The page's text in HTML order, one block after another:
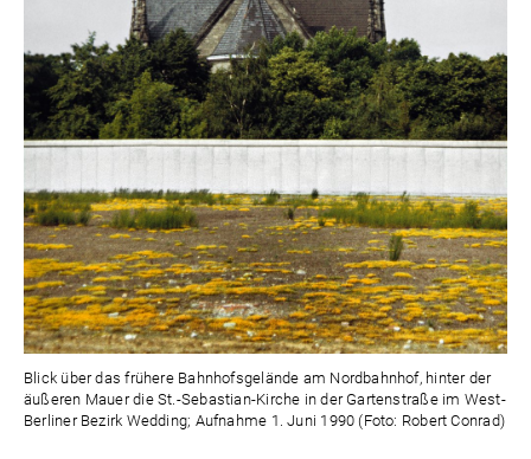
Blick über das frühere Bahnhofsgelände am Nordbahnhof, hinter der
äußeren Mauer die St.-Sebastian-Kirche in der Gartenstraße im West-
Berliner Bezirk Wedding; Aufnahme 1. Juni 1990 (Foto: Robert Conrad)